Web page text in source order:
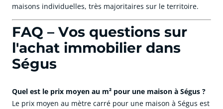
maisons individuelles, très majoritaires sur le territoire.
FAQ – Vos questions sur
l'achat immobilier dans
Ségus
Quel est le prix moyen au m² pour une maison à Ségus ?
Le prix moyen au mètre carré pour une maison à Ségus est